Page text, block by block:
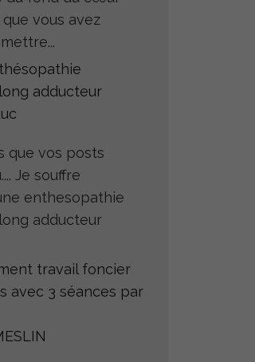
vous avez
adducteur
que vos posts
Je souffre
enthesopathie
adducteur
travail foncier
avec 3 séances par